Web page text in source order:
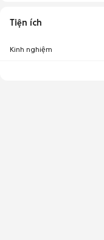
Tiện ích
Kinh nghiệm